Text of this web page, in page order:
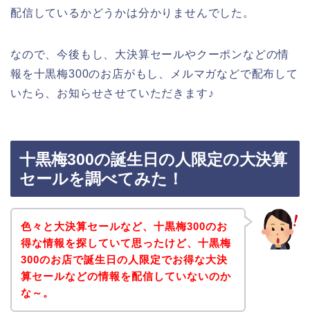
配信しているかどうかは分かりませんでした。
なので、今後もし、大決算セールやクーポンなどの情
報を十黒梅300のお店がもし、メルマガなどで配布して
いたら、お知らせさせていただきます♪
十黒梅300の誕生日の人限定の大決算
セールを調べてみた！
色々と大決算セールなど、十黒梅300のお
得な情報を探していて思ったけど、十黒梅
300のお店で誕生日の人限定でお得な大決
算セールなどの情報を配信していないのか
な～。